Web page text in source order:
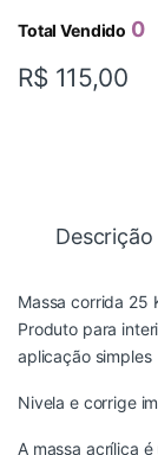
Total Vendido 0
R$ 115,00
Descrição
Massa corrida 25
Produto para
aplicação simples
Nivela e corrige
A massa acrílica